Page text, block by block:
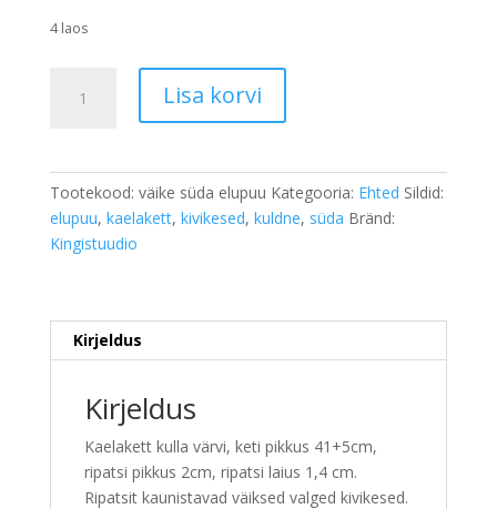
4 laos
elupuu-
Lisa korvi
Tootekood: väike süda elupuu Kategooria: Ehted Sildid:
elupuu, kaelakett, kivikesed, kuldne, süda Bränd:
Kingistuudio
Kirjeldus
Kirjeldus
Kaelakett kulla värvi, keti pikkus 41+5cm,
ripatsi pikkus 2cm, ripatsi laius 1,4 cm.
Ripatsit kaunistavad väiksed valged kivikesed.